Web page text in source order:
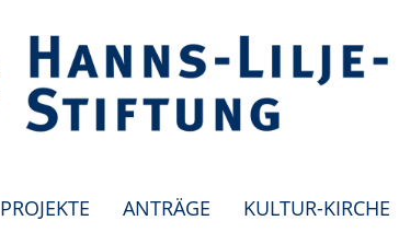
PROJEKTE ANTRÄGE KULTUR-KIRCHE